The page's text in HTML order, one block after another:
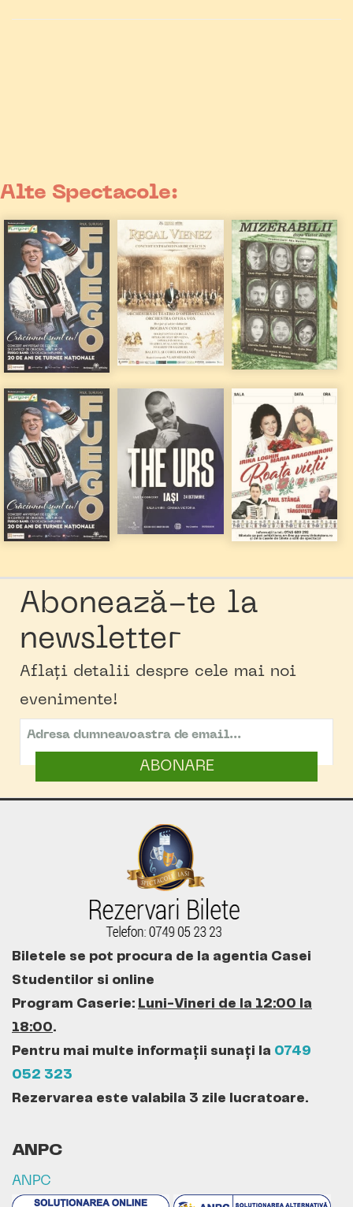
Alte Spectacole:
Abonează-te la
newsletter
Aflați detalii despre cele mai noi
evenimente!
ABONARE
Biletele se pot procura de la agentia Casei
Studentilor si online
Program Caserie: Luni-Vineri de la 12:00 la
18:00.
Pentru mai multe informații sunați la 0749
052 323
Rezervarea este valabila 3 zile lucratoare.
ANPC
ANPC